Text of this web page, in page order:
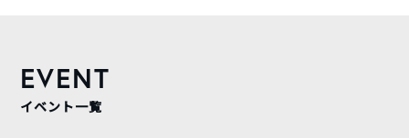
EVENT
イベント一覧